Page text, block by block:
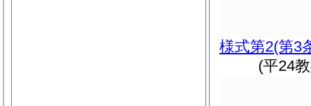
様式第2(第3
(平24